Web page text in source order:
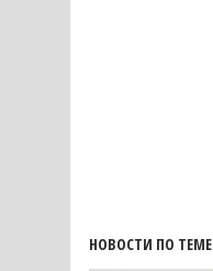
НОВОСТИ ПО ТЕМЕ